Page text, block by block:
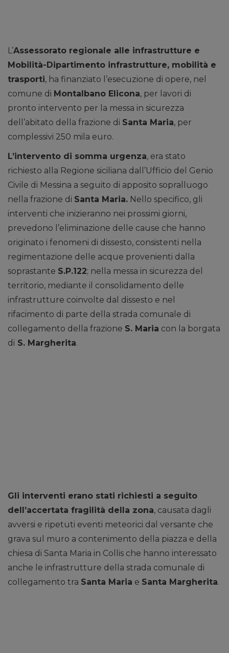
L’Assessorato regionale alle infrastrutture e
Mobilità-Dipartimento infrastrutture, mobilità e
trasporti, ha finanziato l’esecuzione di opere, nel
comune di Montalbano Elicona, per lavori di
pronto intervento per la messa in sicurezza
dell’abitato della frazione di Santa Maria, per
complessivi 250 mila euro.
L’intervento di somma urgenza, era stato
richiesto alla Regione siciliana dall’Ufficio del Genio
Civile di Messina a seguito di apposito sopralluogo
nella frazione di Santa Maria. Nello specifico, gli
interventi che inizieranno nei prossimi giorni,
prevedono l’eliminazione delle cause che hanno
originato i fenomeni di dissesto, consistenti nella
regimentazione delle acque provenienti dalla
soprastante S.P.122; nella messa in sicurezza del
territorio, mediante il consolidamento delle
infrastrutture coinvolte dal dissesto e nel
rifacimento di parte della strada comunale di
collegamento della frazione S. Maria con la borgata
di S. Margherita.
Gli interventi erano stati richiesti a seguito
dell’accertata fragilità della zona, causata dagli
avversi e ripetuti eventi meteorici dal versante che
grava sul muro a contenimento della piazza e della
chiesa di Santa Maria in Collis che hanno interessato
anche le infrastrutture della strada comunale di
collegamento tra Santa Maria e Santa Margherita.